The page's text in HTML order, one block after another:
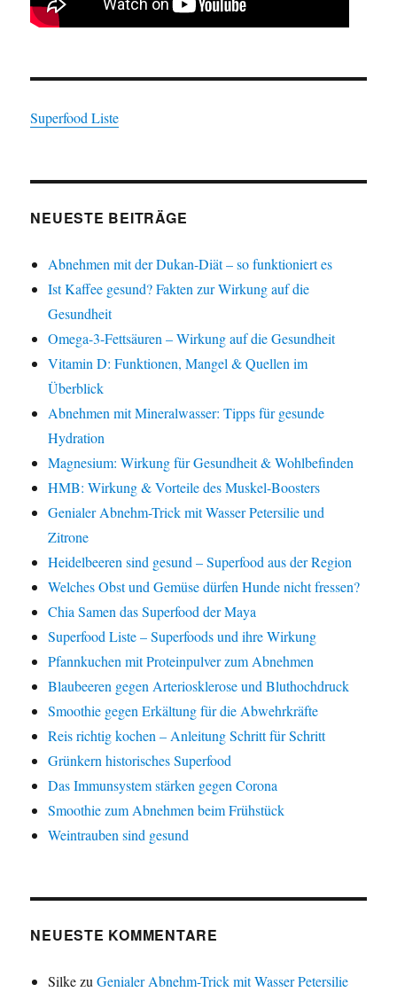
Superfood Liste
NEUESTE BEITRÄGE
Abnehmen mit der Dukan-Diät – so funktioniert es
Ist Kaffee gesund? Fakten zur Wirkung auf die
Gesundheit
Omega-3-Fettsäuren – Wirkung auf die Gesundheit
Vitamin D: Funktionen, Mangel & Quellen im
Überblick
Abnehmen mit Mineralwasser: Tipps für gesunde
Hydration
Magnesium: Wirkung für Gesundheit & Wohlbefinden
HMB: Wirkung & Vorteile des Muskel-Boosters
Genialer Abnehm-Trick mit Wasser Petersilie und
Zitrone
Heidelbeeren sind gesund – Superfood aus der Region
Welches Obst und Gemüse dürfen Hunde nicht fressen?
Chia Samen das Superfood der Maya
Superfood Liste – Superfoods und ihre Wirkung
Pfannkuchen mit Proteinpulver zum Abnehmen
Blaubeeren gegen Arteriosklerose und Bluthochdruck
Smoothie gegen Erkältung für die Abwehrkräfte
Reis richtig kochen – Anleitung Schritt für Schritt
Grünkern historisches Superfood
Das Immunsystem stärken gegen Corona
Smoothie zum Abnehmen beim Frühstück
Weintrauben sind gesund
NEUESTE KOMMENTARE
SilkezuGenialer Abnehm-Trick mit Wasser Petersilie